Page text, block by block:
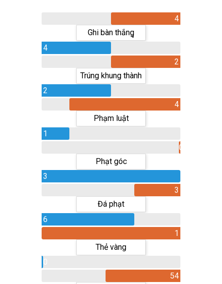
4
Ghi bàn thắngู
4
2
Trúng khung thành
2
4
Phạm luật
1
0
Phạt góc
3
3
Đá phạt
6
1
Thẻ vàng
54